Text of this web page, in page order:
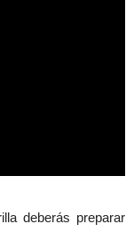
deberás preparar